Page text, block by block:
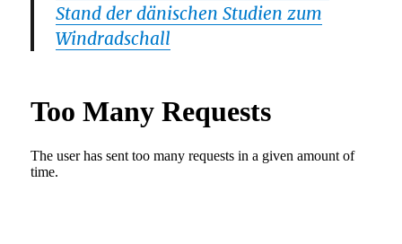
Stand der dänischen Studien zum
Windradschall